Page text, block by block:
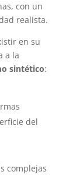
con un
realista.
en su
a la
sintético:
del
complejas